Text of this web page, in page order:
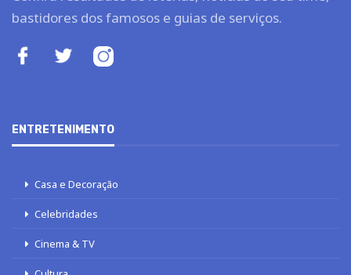
bastidores dos famosos e guias de serviços.
ENTRETENIMENTO
Casa e Decoração
Celebridades
Cinema & TV